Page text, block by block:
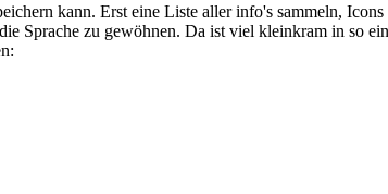
kann. Erst eine Liste aller info's sammeln,
Sprache zu gewöhnen. Da ist viel kleinkram in so